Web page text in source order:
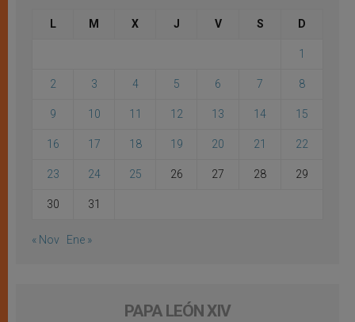
L M X J V S D
1
2 3 4 5 6 7 8
9 10 11 12 13 14 15
16 17 18 19 20 21 22
23 24 25 26 27 28 29
30 31
« Nov Ene »
PAPA LEÓN XIV